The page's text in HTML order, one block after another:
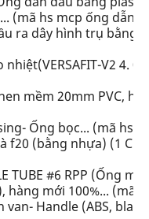
(mã hs mcp ống dẫn
ra dây hình trụ bằng
nhiệt(VERSAFIT-V2 4.
mềm 20mm PVC,
Ống bọc... (mã hs
f20 (bằng nhựa) (1
TUBE #6 RPP (Ống
hàng mới 100%... (mã
van- Handle (ABS,